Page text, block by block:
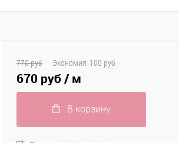
770 руб Экономия: 100 руб
670 руб/ м
В корзину